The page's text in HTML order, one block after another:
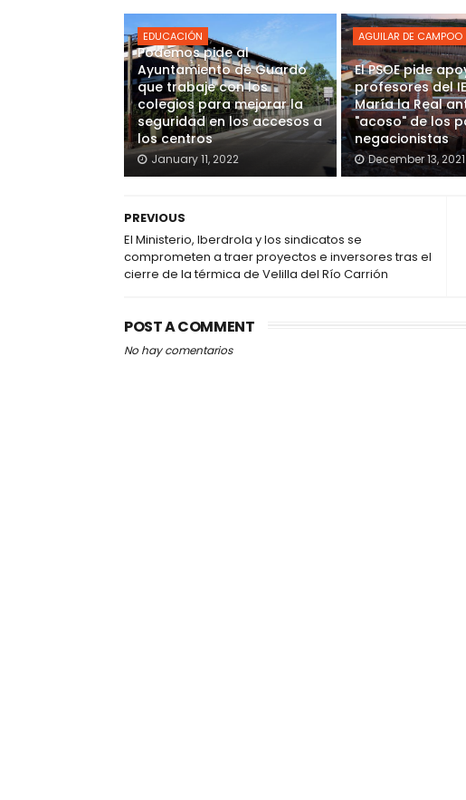
EDUCACIÓN
Podemos pide al
Ayuntamiento de Guardo
que trabaje con los
colegios para mejorar la
seguridad en los accesos a
los centros
January 11, 2022
AGUILAR DE CAMPOO
El PSOE pide
profesores del
María la Real
"acoso" de los
negacionistas
December 13, 2021
PREVIOUS
El Ministerio, Iberdrola y los sindicatos se
comprometen a traer proyectos e inversores tras el
cierre de la térmica de Velilla del Río Carrión
POST A COMMENT
No hay comentarios